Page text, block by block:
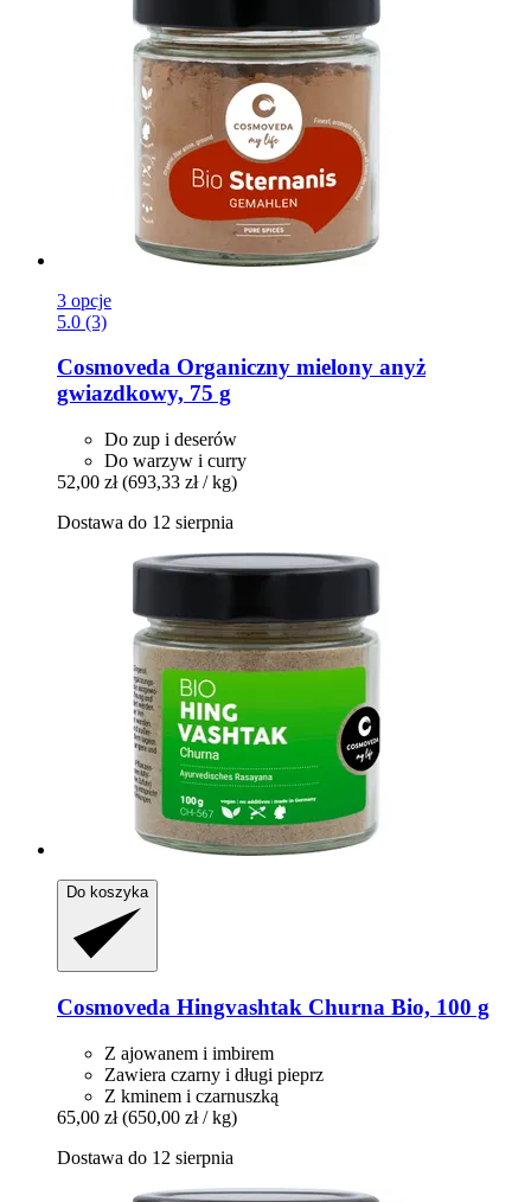
3 opcje
5.0 (3)
Cosmoveda Organiczny mielony anyż
gwiazdkowy, 75 g
Do zup i deserów
Do warzyw i curry
52,00 zł (693,33 zł / kg)
Dostawa do 12 sierpnia
Do koszyka
Cosmoveda Hingvashtak Churna Bio, 100 g
Z ajowanem i imbirem
Zawiera czarny i długi pieprz
Z kminem i czarnuszką
65,00 zł (650,00 zł / kg)
Dostawa do 12 sierpnia